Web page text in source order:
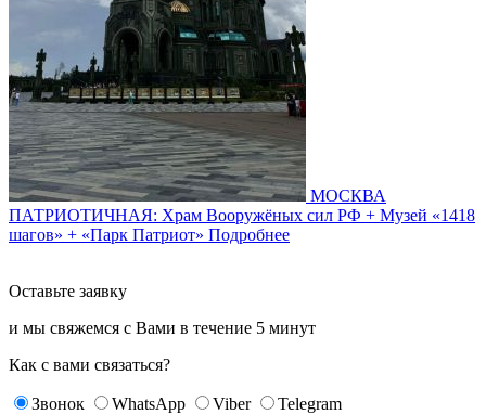
МОСКВА
ПАТРИОТИЧНАЯ: Храм Вооружёных сил РФ + Музей «1418
шагов» + «Парк Патриот» Подробнее
Оставьте заявку
и мы свяжемся с Вами в течение 5 минут
Как с вами связаться?
Звонок WhatsApp Viber Telegram